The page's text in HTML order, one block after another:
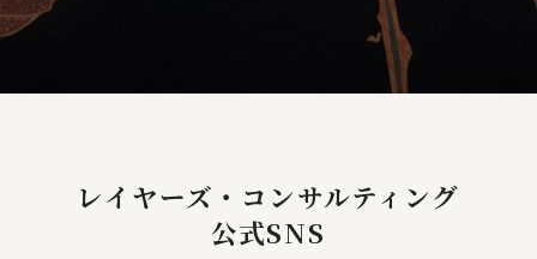
レイヤーズ・コンサルティング
公式SNS